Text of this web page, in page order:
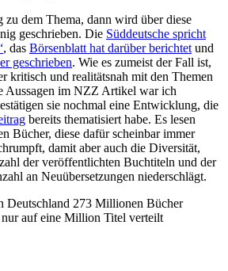
dem Thema, dann wird über diese
geschrieben. Die Süddeutsche spricht
, das Börsenblatt hat darüber berichtet und
geschrieben. Wie es zumeist der Fall ist,
kritisch und realitätsnah mit den Themen
Aussagen im NZZ Artikel war ich
sie nochmal eine Entwicklung, die
bereits thematisiert habe. Es lesen
Bücher, diese dafür scheinbar immer
damit aber auch die Diversität,
der veröffentlichten Buchtiteln und der
an Neuübersetzungen niederschlägt.
Deutschland 273 Millionen Bücher
auf eine Million Titel verteilt